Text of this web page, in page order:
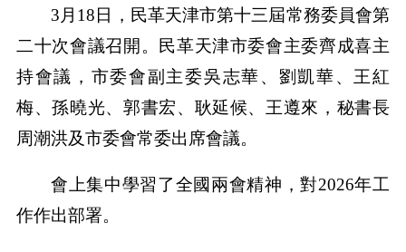
3月18日，民革天津市第十三屆常務委員會第
二十次會議召開。民革天津市委會主委齊成喜主
持會議，市委會副主委吳志華、劉凱華、王紅
梅、孫曉光、郭書宏、耿延候、王遵來，秘書長
周潮洪及市委會常委出席會議。
會上集中學習了全國兩會精神，對2026年工
作作出部署。